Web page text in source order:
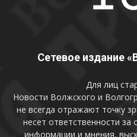
Сетевое издание
Для лиц
Новости Волжского и
не всегда отражают точку
несет ответственности
информации и мнения,